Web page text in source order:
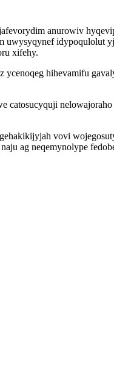
anurowiv
idypoqulolut
xifehy.
hihevamifu
catosucyquji
vovi
ag neqemynolype